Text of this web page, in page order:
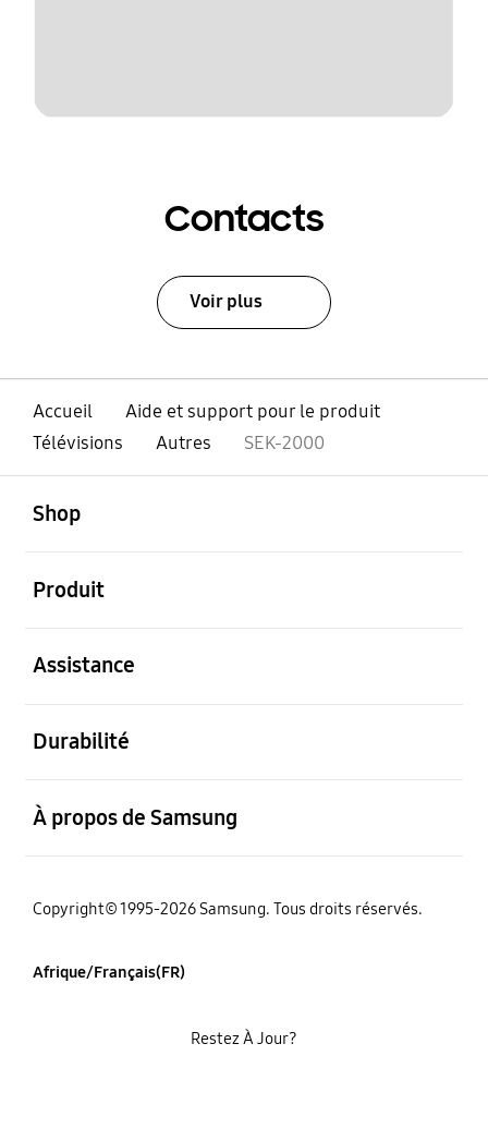
Contacts
Voir plus
Accueil
Aide et support pour le produit
Télévisions
Autres SEK-2000
Shop
Produit
Assistance
Durabilité
À propos de Samsung
Copyright© 1995-2026 Samsung. Tous droits réservés.
Afrique/Français(FR)
Restez À Jour?